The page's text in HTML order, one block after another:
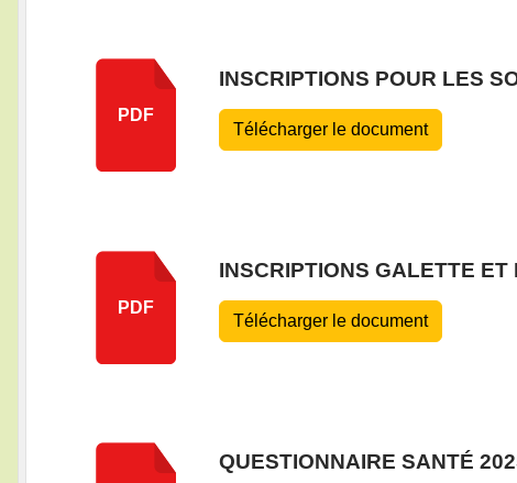
PDF
INSCRIPTIONS POUR LES
Télécharger le document
PDF
INSCRIPTIONS GALETTE
Télécharger le document
QUESTIONNAIRE SANTÉ